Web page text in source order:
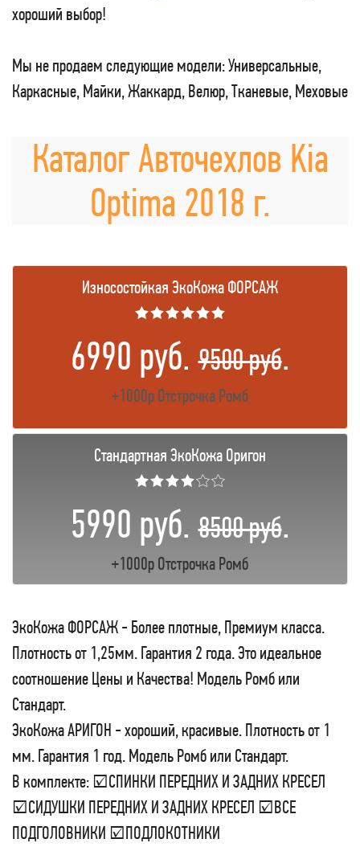
хороший выбор!
Мы не продаем следующие модели: Универсальные,
Каркасные, Майки, Жаккард, Велюр, Тканевые, Меховые
Каталог Авточехлов Kia
Optima 2018 г.
Износостойкая ЭкоКожа ФОРСАЖ
★★★★★★
6990 руб.9500 руб.
+1000р Отстрочка Ромб
Стандартная ЭкоКожа Оригон
★★★★☆☆
5990 руб.8500 руб.
+1000р Отстрочка Ромб
ЭкоКожа ФОРСАЖ - Более плотные, Премиум класса.
Плотность от 1,25мм. Гарантия 2 года. Это идеальное
соотношение Цены и Качества! Модель Ромб или
Стандарт.
ЭкоКожа АРИГОН - хороший, красивые. Плотность от 1
мм. Гарантия 1 год. Модель Ромб или Стандарт.
В комплекте: ☑СПИНКИ ПЕРЕДНИХ И ЗАДНИХ КРЕСЕЛ
☑СИДУШКИ ПЕРЕДНИХ И ЗАДНИХ КРЕСЕЛ ☑ВСЕ
ПОДГОЛОВНИКИ ☑ПОДЛОКОТНИКИ